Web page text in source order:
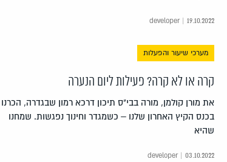
developer | 19.10.2022
מערכי שיעור והפעלות
קרה או לא קרה? פעילות ליום הנערה
את מורן קולמן, מורה בבי"ס תיכון דרכא רמון שבגדרה, הכרנו
בכנס הקיץ האחרון שלנו – כשמגדר וחינוך נפגשות. שמחנו
שהיא
developer | 03.10.2022